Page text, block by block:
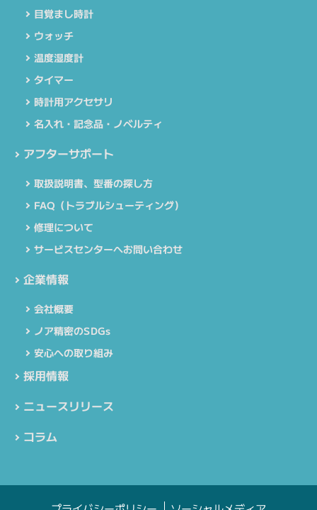
目覚まし時計
ウォッチ
温度湿度計
タイマー
時計用アクセサリ
名入れ・記念品・ノベルティ
アフターサポート
取扱説明書、型番の探し方
FAQ（トラブルシューティング）
修理について
サービスセンターへお問い合わせ
企業情報
会社概要
ノア精密のSDGs
安心への取り組み
採用情報
ニュースリリース
コラム